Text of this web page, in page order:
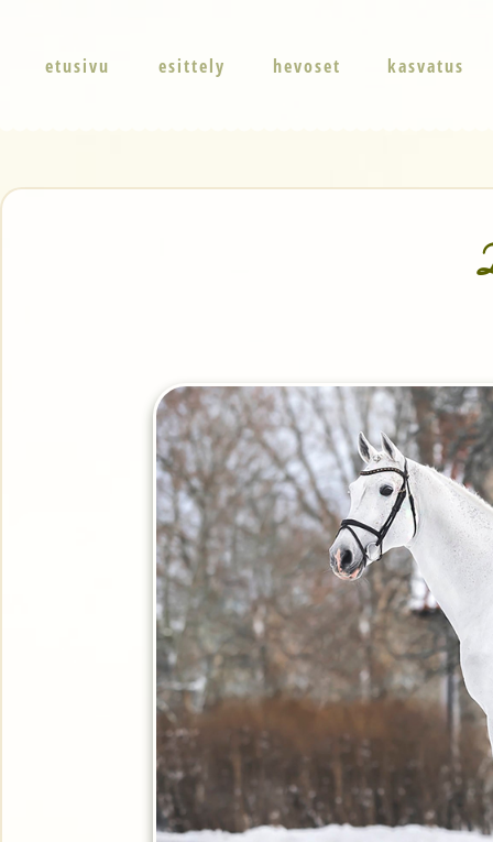
etusivu esittely hevoset kasvatus